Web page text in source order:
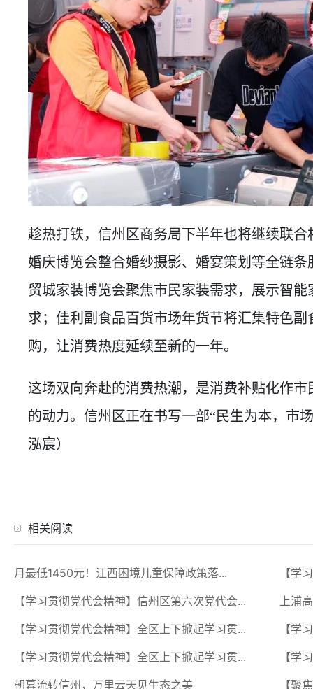
趁热打铁，信州区商务局下半年也将继续联
婚庆博览会整合婚纱摄影、婚宴策划等全链
贸城家装博览会聚焦市民家装需求，展示智
求；佳利副食品百货市场年货节将汇集特色
购，让消费热度延续至新的一年。
这场双向奔赴的消费热潮，是消费补贴化作
的动力。信州区正在书写一部“民生为本，市
泓宸）
相关阅读
月最低1450元！江西困境儿童保障政策落...
【学
【学习贯彻党代会精神】信州区第六次党代会...
上浦
【学习贯彻党代会精神】全区上下掀起学习贯...
【学
【学习贯彻党代会精神】全区上下掀起学习贯...
【学
朝暮流转信州，万里云天见生态之美
【聚